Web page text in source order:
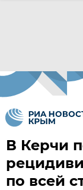
В Керчи
по всей